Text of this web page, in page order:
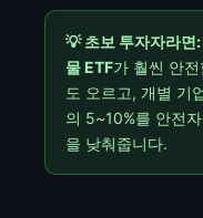
💡 초보 투자자라면:
물 ETF가 훨씬 안
도 오르고, 개별 기
의 5~10%를 안전
을 낮춰줍니다.